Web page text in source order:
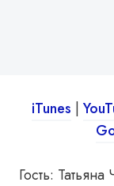
iTunes | YouT
Гость: